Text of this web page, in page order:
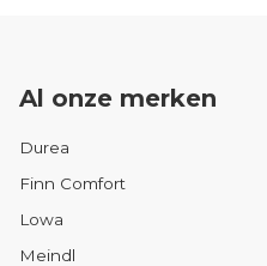
Al onze merken
Durea
Finn Comfort
Lowa
Meindl